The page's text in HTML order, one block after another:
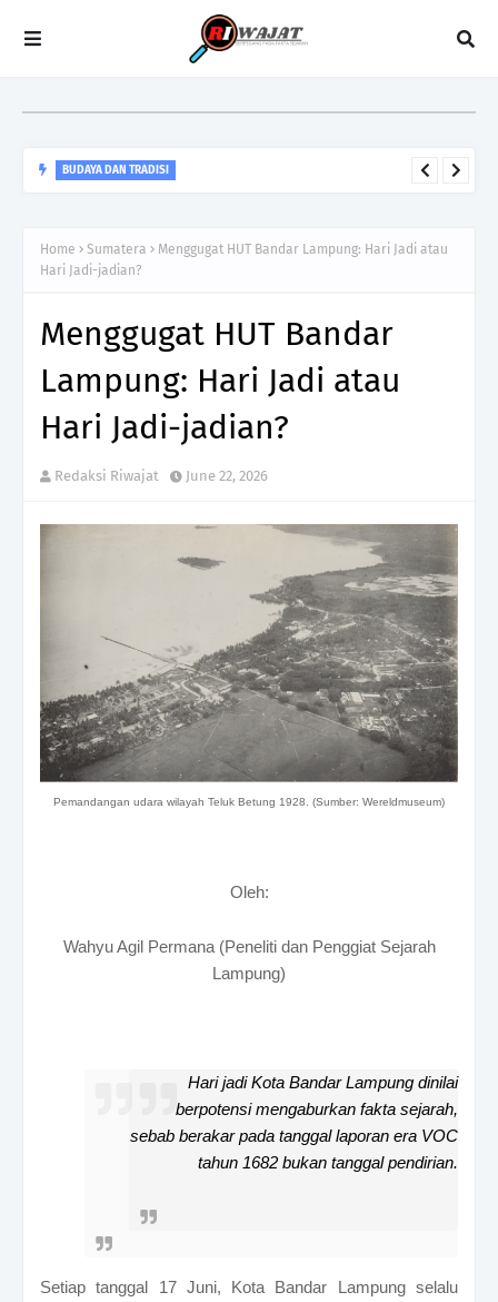
BUDAYA DAN TRADISI
Home Sumatera
Menggugat HUT Bandar Lampung: Hari Jadi atau
Hari Jadi-jadian?
Menggugat HUT Bandar
Lampung: Hari Jadi atau
Hari Jadi-jadian?
Redaksi Riwajat June 22, 2026
Pemandangan udara wilayah Teluk Betung 1928. (Sumber: Wereldmuseum)
Oleh:
Wahyu Agil Permana (Peneliti dan Penggiat Sejarah
Lampung)
Hari jadi Kota Bandar Lampung dinilai
berpotensi mengaburkan fakta sejarah,
sebab berakar pada tanggal laporan era VOC
tahun 1682 bukan tanggal pendirian.
Setiap tanggal 17 Juni, Kota Bandar Lampung selalu